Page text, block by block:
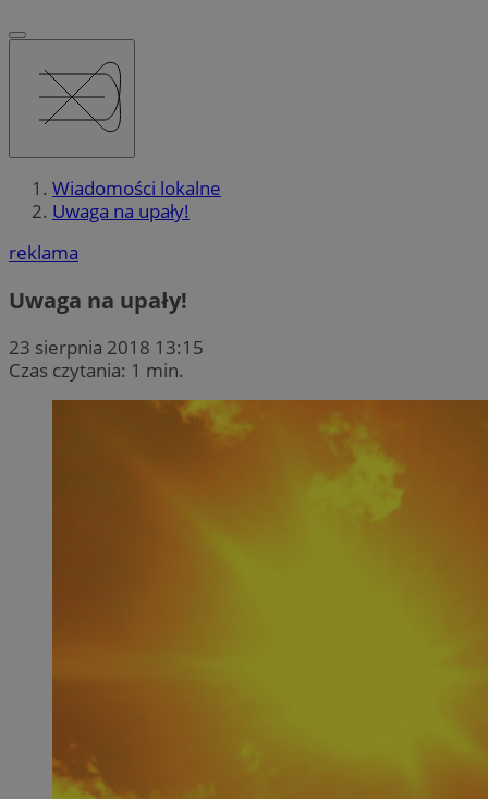
Wiadomości lokalne
Uwaga na upały!
reklama
Uwaga na upały!
23 sierpnia 2018 13:15
Czas czytania: 1 min.